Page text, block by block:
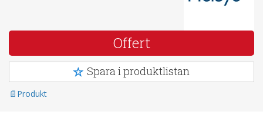
Offert
Spara i produktlistan
Produkt